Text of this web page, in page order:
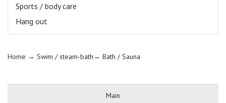
Sports / body care
Hang out
Home → Swim / steam-bath→ Bath / Sauna
Main